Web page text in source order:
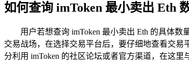
如何查询 imToken 最小卖出 Eth
用户若想查询 imToken 最小卖出 Eth 的具体
交易战场，在选择交易平台后，要仔细地查看交
分利用 imToken 的社区论坛或者官方渠道，在这